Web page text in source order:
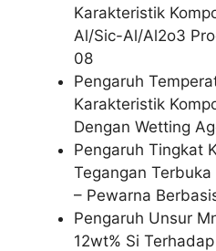
Karakteristik
Al/Sic-Al/Al2o3
08
Pengaruh
Karakteristik
Dengan Wetting
Pengaruh Tingkat
Tegangan
– Pewarna
Pengaruh Unsur
12wt% Si